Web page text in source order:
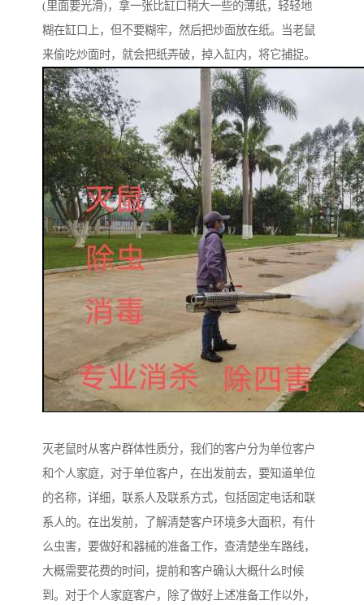
(里面要光滑)，拿一张比缸口稍大一些的薄纸，轻轻地
糊在缸口上，但不要糊牢，然后把炒面放在纸。当老鼠
来偷吃炒面时，就会把纸弄破，掉入缸内，将它捕捉。
灭老鼠时从客户群体性质分，我们的客户分为单位客户
和个人家庭，对于单位客户，在出发前去，要知道单位
的名称，详细，联系人及联系方式，包括固定电话和联
系人的。在出发前，了解清楚客户环境多大面积，有什
么虫害，要做好和器械的准备工作，查清楚坐车路线，
大概需要花费的时间，提前和客户确认大概什么时候
到。对于个人家庭客户，除了做好上述准备工作以外，